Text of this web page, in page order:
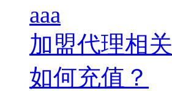
aaa
加盟代理相关
如何充值？